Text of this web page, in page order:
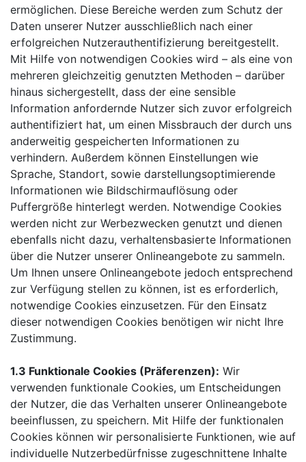
ermöglichen. Diese Bereiche werden zum Schutz der
Daten unserer Nutzer ausschließlich nach einer
erfolgreichen Nutzerauthentifizierung bereitgestellt.
Mit Hilfe von notwendigen Cookies wird – als eine von
mehreren gleichzeitig genutzten Methoden – darüber
hinaus sichergestellt, dass der eine sensible
Information anfordernde Nutzer sich zuvor erfolgreich
authentifiziert hat, um einen Missbrauch der durch uns
anderweitig gespeicherten Informationen zu
verhindern. Außerdem können Einstellungen wie
Sprache, Standort, sowie darstellungsoptimierende
Informationen wie Bildschirmauflösung oder
Puffergröße hinterlegt werden. Notwendige Cookies
werden nicht zur Werbezwecken genutzt und dienen
ebenfalls nicht dazu, verhaltensbasierte Informationen
über die Nutzer unserer Onlineangebote zu sammeln.
Um Ihnen unsere Onlineangebote jedoch entsprechend
zur Verfügung stellen zu können, ist es erforderlich,
notwendige Cookies einzusetzen. Für den Einsatz
dieser notwendigen Cookies benötigen wir nicht Ihre
Zustimmung.
1.3 Funktionale Cookies (Präferenzen): Wir
verwenden funktionale Cookies, um Entscheidungen
der Nutzer, die das Verhalten unserer Onlineangebote
beeinflussen, zu speichern. Mit Hilfe der funktionalen
Cookies können wir personalisierte Funktionen, wie auf
individuelle Nutzerbedürfnisse zugeschnittene Inhalte